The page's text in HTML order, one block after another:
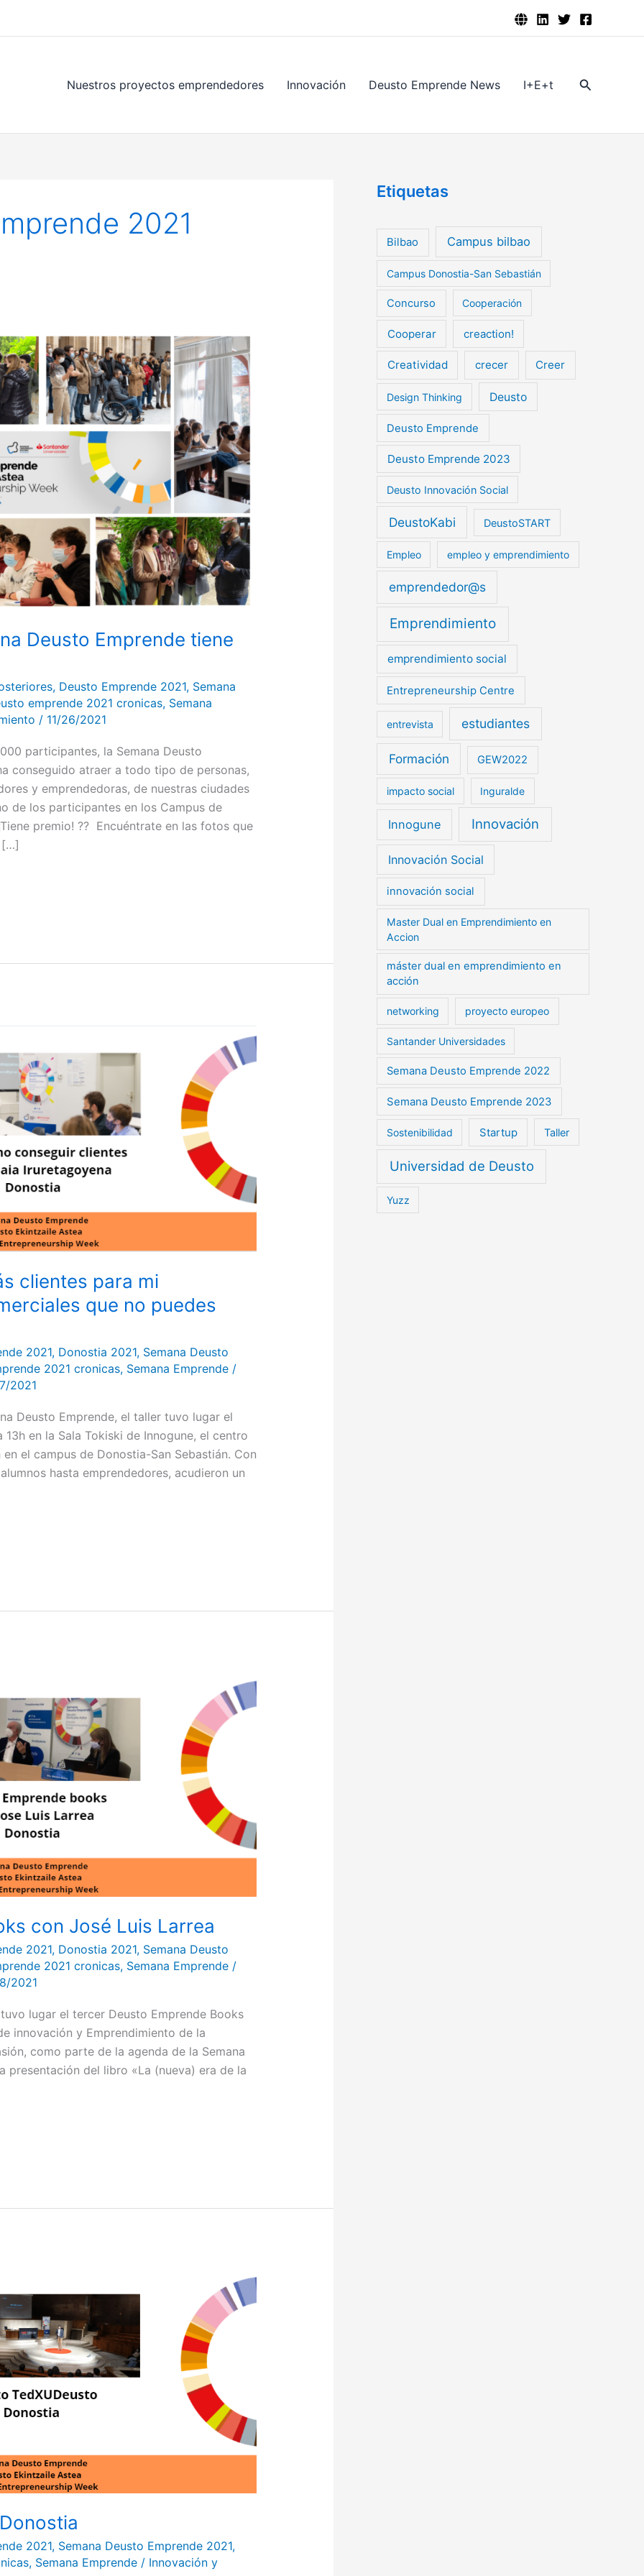
Nuestros proyectos emprendedores Innovación Deusto Emprende News I+E+t Buscar
2021
Deusto Emprende tiene
, Deusto Emprende 2021, Semana
emprende 2021 cronicas, Semana
/ 11/26/2021
participantes, la Semana Deusto
conseguido atraer a todo tipo de personas,
y emprendedoras, de nuestras ciudades
de los participantes en los Campus de
premio! ?? Encuéntrate en las fotos que
[…]
clientes para mi
que no puedes
2021, Donostia 2021, Semana Deusto
2021 cronicas, Semana Emprende/
2021
Deusto Emprende, el taller tuvo lugar el
13h en la Sala Tokiski de Innogune, el centro
el campus de Donostia-San Sebastián. Con
hasta emprendedores, acudieron un
con José Luis Larrea
2021, Donostia 2021, Semana Deusto
2021 cronicas, Semana Emprende/
2021
lugar el tercer Deusto Emprende Books
innovación y Emprendimiento de la
como parte de la agenda de la Semana
presentación del libro «La (nueva) era de la
2021, Semana Deusto Emprende 2021,
, Semana Emprende/ Innovación y
Etiquetas
Bilbao Campus bilbao
Campus Donostia-San Sebastián
Concurso Cooperación
Cooperar creaction!
Creatividad crecer Creer
Design Thinking Deusto
Deusto Emprende
Deusto Emprende 2023
Deusto Innovación Social
DeustoKabi DeustoSTART
Empleo empleo y emprendimiento
emprendedor@s
Emprendimiento
emprendimiento social
Entrepreneurship Centre
entrevista estudiantes
Formación GEW2022
impacto social Inguralde
Innogune Innovación
Innovación Social
innovación social
Master Dual en Emprendimiento en
Accion
máster dual en emprendimiento en
acción
networking proyecto europeo
Santander Universidades
Semana Deusto Emprende 2022
Semana Deusto Emprende 2023
Sostenibilidad Startup Taller
Universidad de Deusto
Yuzz